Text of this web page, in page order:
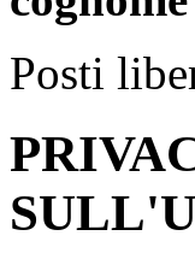
Posti